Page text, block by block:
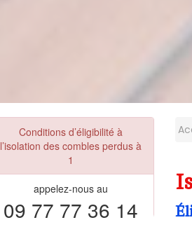
Conditions d’éligibilité à
l’isolation des combles perdus à
1
appelez-nous au
09 77 77 36 14